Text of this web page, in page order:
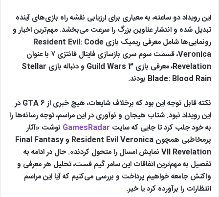
این رویداد دو ساعته، به معیاری برای ارزیابی نقشه راه بازی‌های آینده
تبدیل شده و انتشار عناوین بزرگ را سرعت می‌بخشد. مهم‌ترین اخبار و
رونمایی‌ها شامل معرفی ریمیک بازی Resident Evil: Code
Veronica، قسمت سوم سری بازسازی فاینال فانتزی ۷ با عنوان
Revelation، معرفی بازی Guild Wars 3 و دنباله بازی Stellar
Blade: Blood Rain بودند.
نکته قابل توجه این بود که برخلاف شایعات، هیچ خبری از GTA 6 در
این رویداد نبود. شتاب هیجان و نوآوری در این مراسم، توجه رسانه‌ها را
به خود جلب کرد تا جایی که سایت GamesRadar نوشت «آثار
پرمخاطبی همچون Resident Evil Veronica و Final Fantasy
VII Revelation نمایش امسال را متحول کردند». حال در ادامه به
تفصیل به مهم‌ترین اتفاقات این سامر گیم فست، تحلیل هر معرفی و
واکنش جامعه خواهیم پرداخت و بررسی می‌کنیم که آیا این مراسم
انتظارات را برآورده کرد یا خیر.